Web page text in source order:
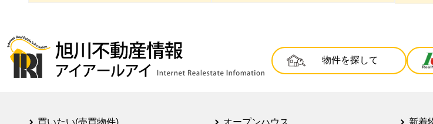
物件を探して
買いたい(売買物件) オープンハウス 新着